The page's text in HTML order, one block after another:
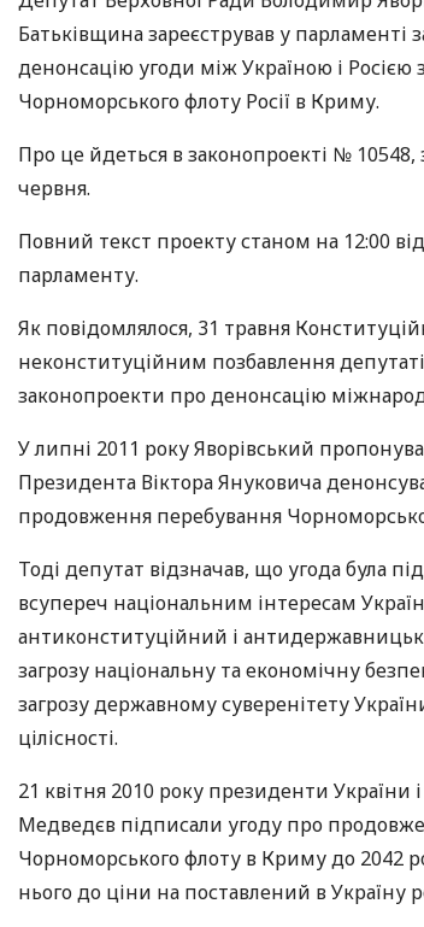
Батьківщина зареєстрував у парламенті
денонсацію угоди між Україною і
Чорноморського флоту Росії в Криму.
Про це йдеться в законопроекті № 10548,
червня.
Повний текст проекту станом на 12:00
парламенту.
Як повідомлялося, 31 травня
неконституційним позбавлення
законопроекти про денонсацію
У липні 2011 року Яворівський
Президента Віктора Януковича
продовження перебування
Тоді депутат відзначав, що угода була
всупереч національним інтересам
антиконституційний і
загрозу національну та економічну
загрозу державному суверенітету
цілісності.
21 квітня 2010 року президенти України
Медведєв підписали угоду про
Чорноморського флоту в Криму до 2042
нього до ціни на поставлений в Україну